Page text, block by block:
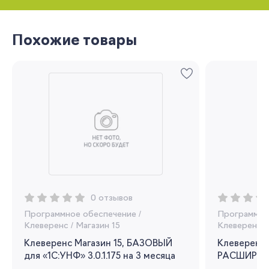
Похожие товары
0 отзывов
Программное обеспечение /
Клеверенс / Магазин 15
Клеверенс Магазин 15, БАЗОВЫЙ
для «1С:УНФ» 3.0.1.175 на 3 месяца
Клеверенс
Регистрация
Вы сможете отслеживать статус своих
заказов и получать индивидуальные